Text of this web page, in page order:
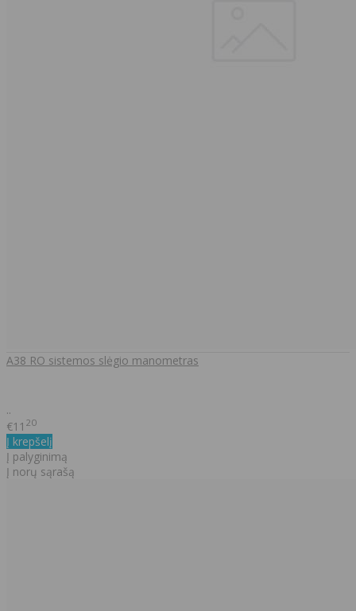
A38 RO sistemos slėgio manometras
..
€11 20
Į krepšelį
Į palyginimą
Į norų sąrašą